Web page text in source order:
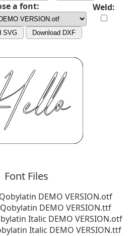
a font: Weld:
SVG Download DXF
Font Files
DEMO VERSION.otf
DEMO VERSION.ttf
Italic DEMO VERSION.otf
Italic DEMO VERSION.ttf